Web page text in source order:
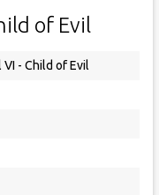
of Evil
- Child of Evil